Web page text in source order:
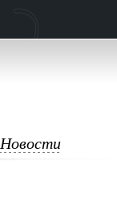
Новости